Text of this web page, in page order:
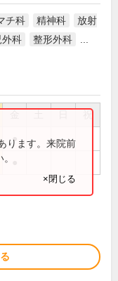
チ科 精神科
放射
外科 整形外科
祝
●
ります。来院前
×閉じる